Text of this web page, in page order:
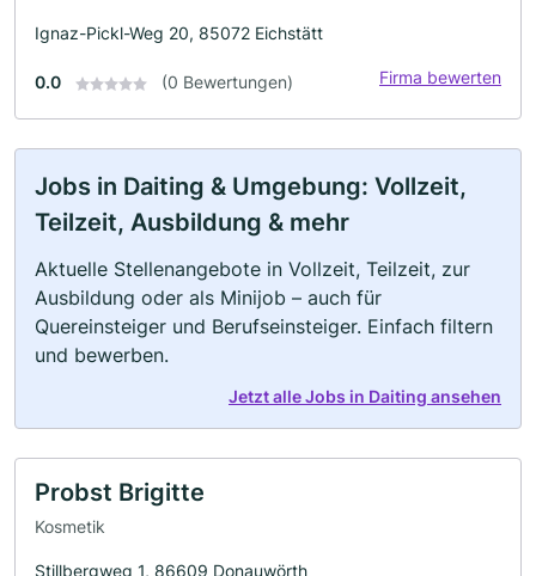
Ignaz-Pickl-Weg 20, 85072 Eichstätt
0.0 (0 Bewertungen) Firma bewerten
Jobs in Daiting & Umgebung: Vollzeit,
Teilzeit, Ausbildung & mehr
Aktuelle Stellenangebote in Vollzeit, Teilzeit, zur
Ausbildung oder als Minijob – auch für
Quereinsteiger und Berufseinsteiger. Einfach filtern
und bewerben.
Jetzt alle Jobs in Daiting ansehen
Probst Brigitte
Kosmetik
Stillbergweg 1, 86609 Donauwörth